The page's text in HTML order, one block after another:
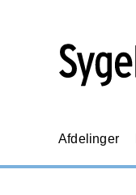
Afdelinger